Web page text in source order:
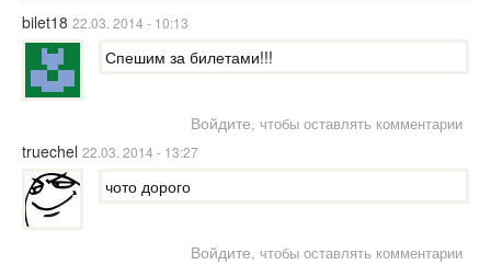
bilet18 22.03. 2014 - 10:13
Спешим за билетами!!!
Войдите, чтобы оставлять комментарии
truechel 22.03. 2014 - 13:27
чото дорого
Войдите, чтобы оставлять комментарии